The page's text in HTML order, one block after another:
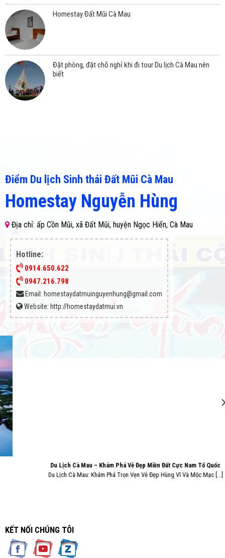
Homestay Đất Mũi Cà Mau
Đặt phòng, đặt chỗ nghỉ khi đi tour Du lịch Cà Mau nên
biết
Điểm Du lịch Sinh thái Đất Mũi Cà Mau
Homestay Nguyễn Hùng
Địa chỉ: ấp Cồn Mũi, xã Đất Mũi, huyện Ngọc Hiển, Cà Mau
Hotline:
0914.650.622
0947.216.798
Email: homestaydatmuinguyenhung@gmail.com
Website: http://homestaydatmui.vn
Du Lịch Cà Mau – Khám Phá Vẻ Đẹp Miền Đất Cực Nam Tổ Quốc
Du Lịch Cà Mau: Khám Phá Trọn Vẹn Vẻ Đẹp Hùng Vĩ Và Mộc Mạc [...]
KẾT NỐI CHÚNG TÔI